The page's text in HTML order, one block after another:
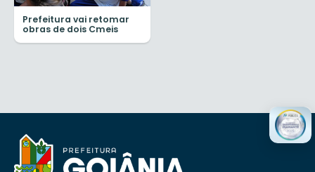
Prefeitura vai retomar
obras de dois Cmeis